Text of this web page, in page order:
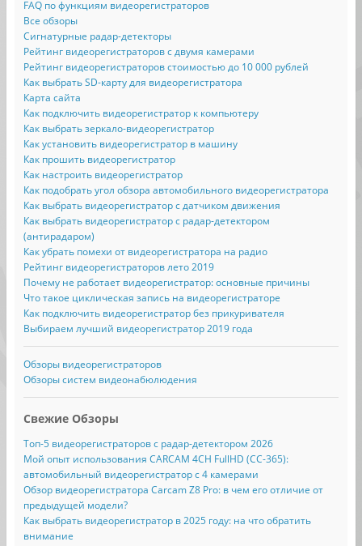
FAQ по функциям видеорегистраторов
Все обзоры
Сигнатурные радар-детекторы
Рейтинг видеорегистраторов с двумя камерами
Рейтинг видеорегистраторов стоимостью до 10 000 рублей
Как выбрать SD-карту для видеорегистратора
Карта сайта
Как подключить видеорегистратор к компьютеру
Как выбрать зеркало-видеорегистратор
Как установить видеорегистратор в машину
Как прошить видеорегистратор
Как настроить видеорегистратор
Как подобрать угол обзора автомобильного видеорегистратора
Как выбрать видеорегистратор с датчиком движения
Как выбрать видеорегистратор с радар-детектором
(антирадаром)
Как убрать помехи от видеорегистратора на радио
Рейтинг видеорегистраторов лето 2019
Почему не работает видеорегистратор: основные причины
Что такое циклическая запись на видеорегистраторе
Как подключить видеорегистратор без прикуривателя
Выбираем лучший видеорегистратор 2019 года
Обзоры видеорегистраторов
Обзоры систем видеонабюлюдения
Свежие Обзоры
Топ-5 видеорегистраторов с радар-детектором 2026
Мой опыт использования CARCAM 4CH FullHD (CC-365):
автомобильный видеорегистратор с 4 камерами
Обзор видеорегистратора Carcam Z8 Pro: в чем его отличие от
предыдущей модели?
Как выбрать видеорегистратор в 2025 году: на что обратить
внимание